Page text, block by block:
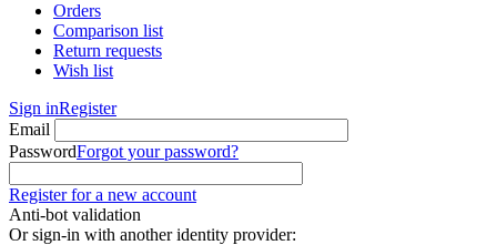
Orders
Comparison list
Return requests
Wish list
Sign inRegister
Email
PasswordForgot your password?
Register for a new account
Anti-bot validation
Or sign-in with another identity provider: